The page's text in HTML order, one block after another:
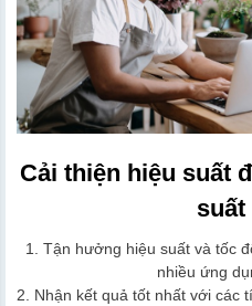
Cải thiện hiệu suất
1. Tận hưởng hiệu suất và tốc
nhiều ứng
2. Nhận kết quả tốt nhất với các